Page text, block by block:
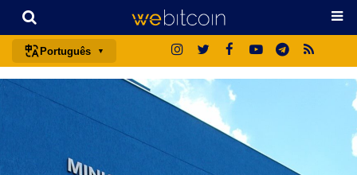
Português
português (BR)
english
français